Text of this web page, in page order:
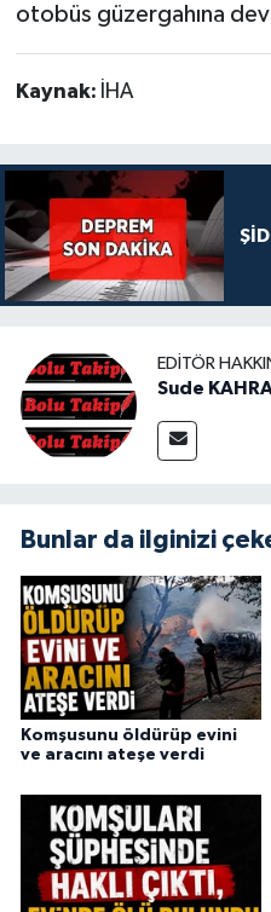
otobüs güzergahına
Kaynak: İHA
EDITÖR
Sude
Bunlar da ilginizi
Komşusunu öldürüp evini
ve aracını ateşe verdi